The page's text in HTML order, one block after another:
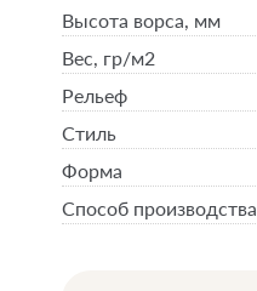
Высота ворса, мм
Вес, гр/м2
Рельеф
Стиль
Форма
Способ производства